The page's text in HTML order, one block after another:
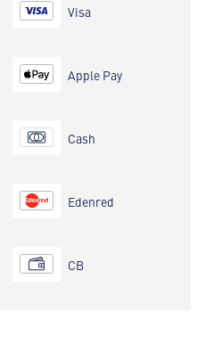
Visa
Apple Pay
Cash
Edenred
CB